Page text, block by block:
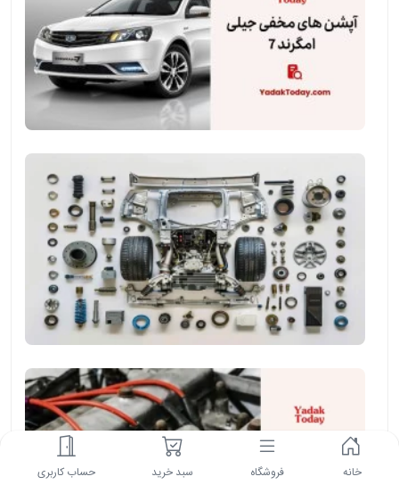
خانه فروشگاه سبد خرید حساب کاربری
جیلی
مصرف
خودروهای
چه